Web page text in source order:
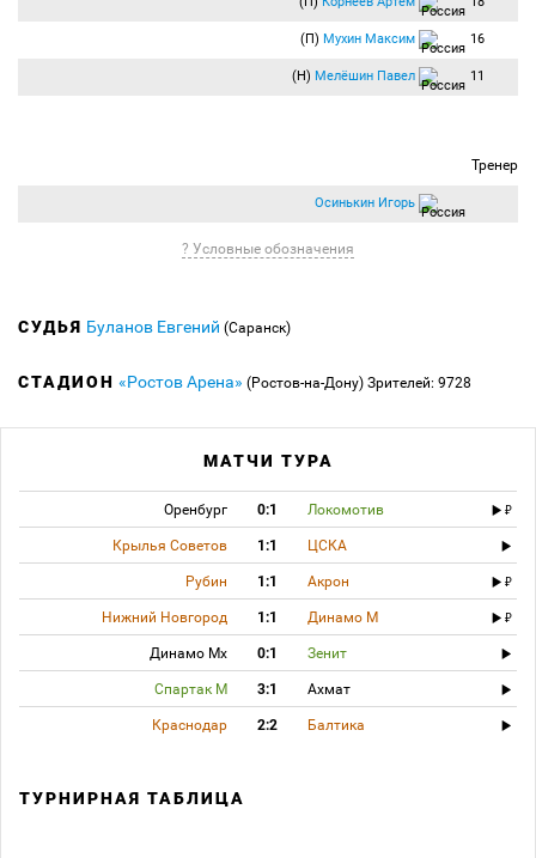
(П) Мухин Максим 16
(Н) Мелёшин Павел 11
Тренер
Осинькин Игорь
? Условные обозначения
СУДЬЯ Буланов Евгений (Саранск)
СТАДИОН «Ростов Арена» (Ростов-на-Дону) Зрителей: 9728
МАТЧИ ТУРА
Оренбург 0:1 Локомотив
Крылья Советов 1:1 ЦСКА
Рубин 1:1 Акрон
Нижний Новгород 1:1 Динамо М
Динамо Мх 0:1 Зенит
Спартак М 3:1 Ахмат
Краснодар 2:2 Балтика
ТУРНИРНАЯ ТАБЛИЦА